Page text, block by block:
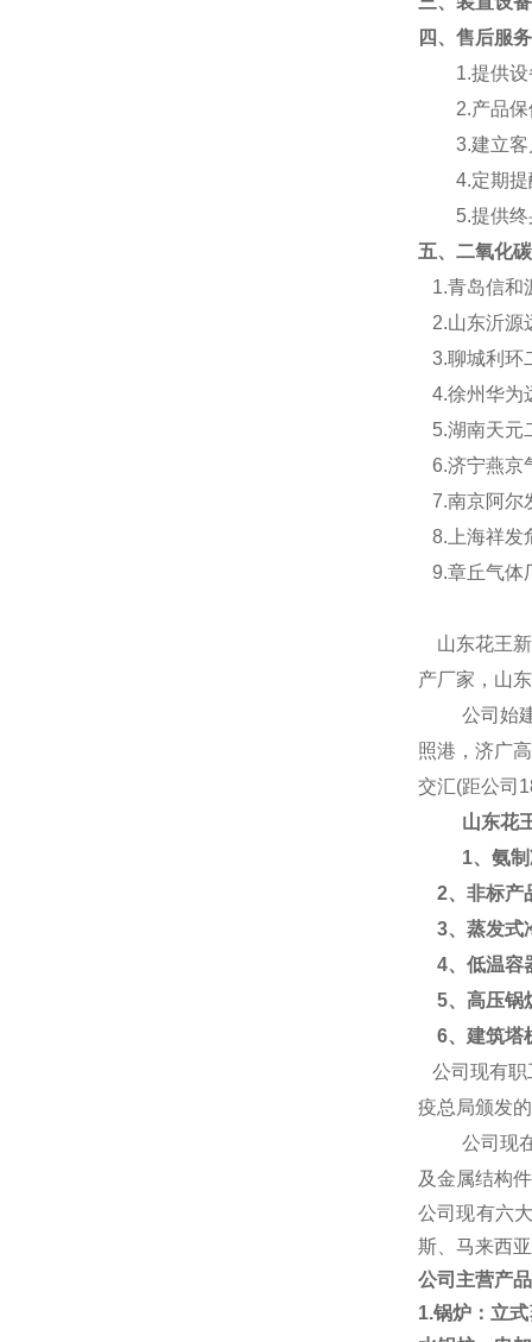
四、 售后服务
1.提供
2.产品
3.建立
4.定期
5.提供
五、 二氧化
1.青岛信和
2.山东沂源
3.聊城利环
4.徐州华为
5.湖南天元
6.济宁燕京
7.南京阿尔
8. 上海祥
9.章丘气体
山东花王
产厂家，山
公司 始
照港，济广
交汇(距公司
山东花
1、氨
2、非标产
3、蒸发式
4、低温容
5、高压锅
6、 建筑塔
公司现有职
疫总局颁发
公司现
及金属结构
公司现有六
斯、 马来西亚
公司主营产
1.锅炉：立